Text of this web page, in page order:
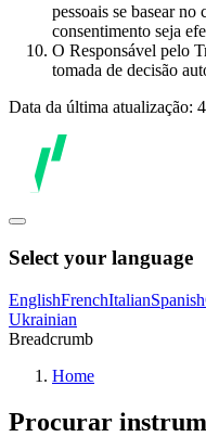
pessoais se basear no
consentimento seja
O Responsável pelo
tomada de decisão
Data da última atualização:
Select your language
EnglishFrenchItalianSpanish
Ukrainian
Breadcrumb
Home
Procurar